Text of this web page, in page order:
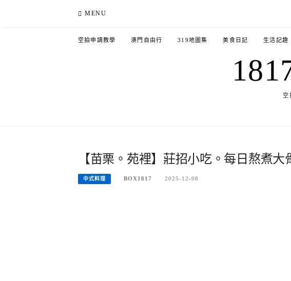
MENU
空拍申請教學 澳門自由行 319地圖集 美食日記 生活記趣
空
【苗栗。苑裡】莊招小吃。每日熬煮
中式料理 BOX1817 2025-12-08